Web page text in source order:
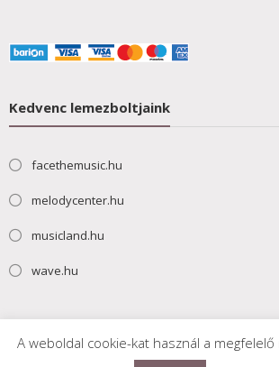
Kedvenc lemezboltjaink
facethemusic.hu
melodycenter.hu
musicland.hu
wave.hu
A weboldal cookie-kat használ a